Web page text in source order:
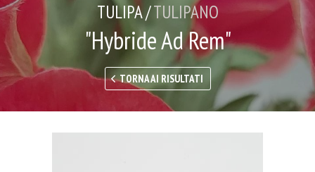
TULIPA /TULIPANO
"Hybride Ad Rem"
TORNA AI RISULTATI